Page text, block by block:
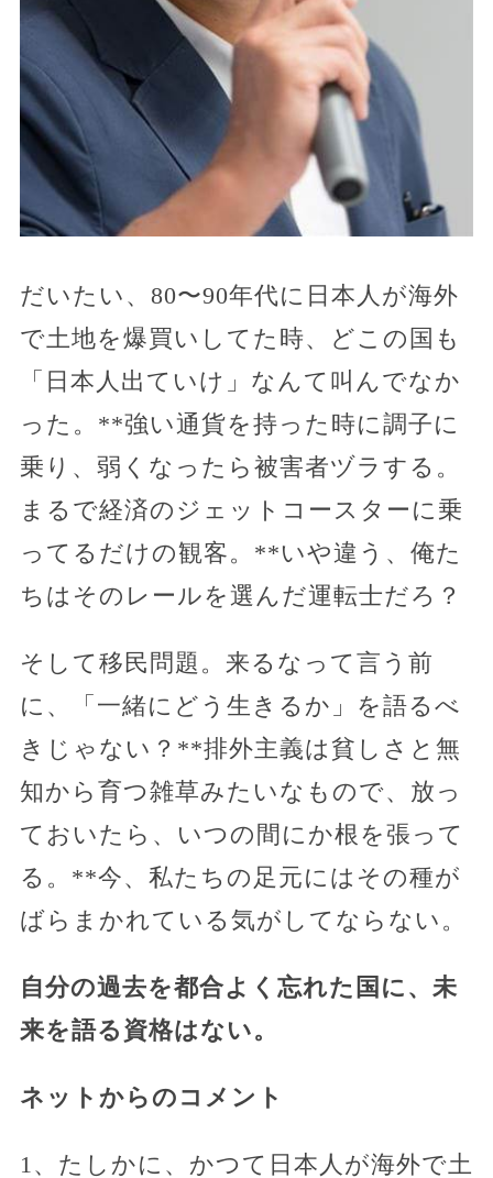
だいたい、80〜90年代に日本人が海外
で土地を爆買いしてた時、どこの国も
「日本人出ていけ」なんて叫んでなか
った。**強い通貨を持った時に調子に
乗り、弱くなったら被害者ヅラする。
まるで経済のジェットコースターに乗
ってるだけの観客。**いや違う、俺た
ちはそのレールを選んだ運転士だろ？
そして移民問題。来るなって言う前
に、「一緒にどう生きるか」を語るべ
きじゃない？**排外主義は貧しさと無
知から育つ雑草みたいなもので、放っ
ておいたら、いつの間にか根を張って
る。**今、私たちの足元にはその種が
ばらまかれている気がしてならない。
自分の過去を都合よく忘れた国に、未
来を語る資格はない。
ネットからのコメント
1、たしかに、かつて日本人が海外で土